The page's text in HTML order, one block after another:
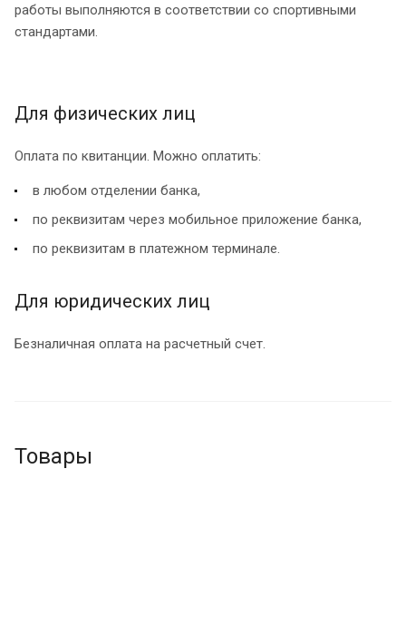
работы выполняются в соответствии со спортивными
стандартами.
Для физических лиц
Оплата по квитанции. Можно оплатить:
в любом отделении банка,
по реквизитам через мобильное приложение банка,
по реквизитам в платежном терминале.
Для юридических лиц
Безналичная оплата на расчетный счет.
Товары